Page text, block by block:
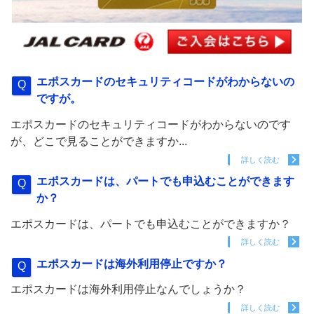
エポスカードのセキュリティコードがわからないの
ですが。
エポスカードのセキュリティコードがわからないのです
が、どこで見ることができますか...
詳しく読む
エポスカードは、パートでも申込むことができます
か？
エポスカードは、パートでも申込むことができますか？
詳しく読む
エポスカードは海外利用停止ですか？
エポスカードは海外利用停止なんでしょうか？
詳しく読む